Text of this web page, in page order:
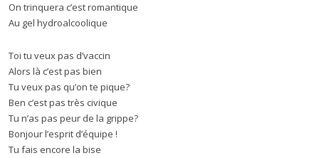
On trinquera c’est romantique
Au gel hydroalcoolique
Toi tu veux pas d’vaccin
Alors là c’est pas bien
Tu veux pas qu’on te pique?
Ben c’est pas très civique
Tu n’as pas peur de la grippe?
Bonjour l’esprit d’équipe !
Tu fais encore la bise